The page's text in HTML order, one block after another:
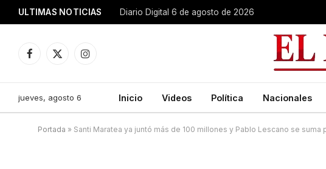
ULTIMAS NOTICIAS Diario Digital 6 de agosto de 2026
Facebook
X
Instagram
jueves, agosto 6 Inicio Videos Política Nacionales
Portada » Santi Maratea ya juntó más de 100 millones y Pablo Lescano se suma